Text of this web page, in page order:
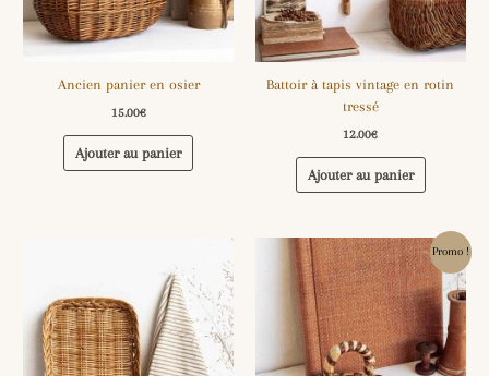
Ancien panier en osier
15.00€
Ajouter au panier
Battoir à tapis vintage en rotin
tressé
12.00€
Ajouter au panier
Promo !
Le
prix
initial
était :
9.00€.
Le
prix
actuel
est :
5.00€.